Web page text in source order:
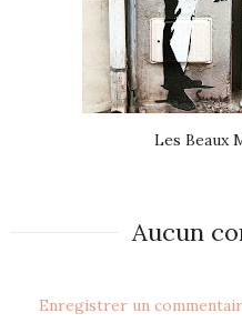
Les Beaux
Aucun
Enregistrer un